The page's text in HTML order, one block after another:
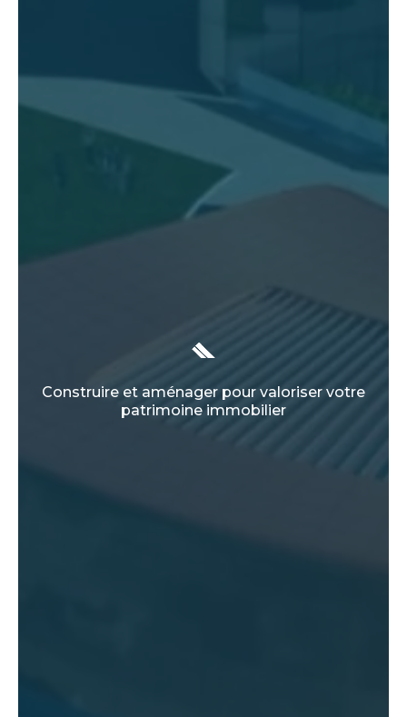
Construire et aménager pour valoriser votre
patrimoine immobilier